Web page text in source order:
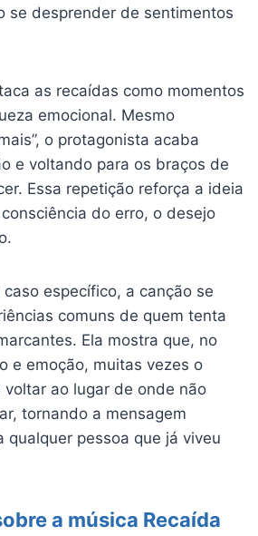
se desprender de sentimentos
as recaídas como momentos
emocional. Mesmo
o protagonista acaba
e voltando para os braços de
Essa repetição reforça a ideia
do erro, o desejo
específico, a canção se
comuns de quem tenta
Ela mostra que, no
e emoção, muitas vezes o
voltar ao lugar de onde não
tornando a mensagem
qualquer pessoa que já viveu
a música Recaída